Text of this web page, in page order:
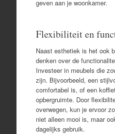
geven aan je woonkamer.
Flexibiliteit en
Naast esthetiek is het ook
denken over de
Investeer in meubels die
zijn. Bijvoorbeeld, een
comfortabel is, of een
opbergruimte. Door
overwegen, kun je ervoor
niet alleen mooi is, maar
dagelijks gebruik.